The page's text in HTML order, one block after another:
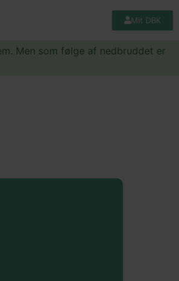
Mit DBK
Men som følge af nedbruddet er